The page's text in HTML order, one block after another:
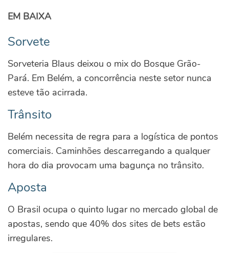
EM BAIXA
Sorvete
Sorveteria Blaus deixou o mix do Bosque Grão-
Pará. Em Belém, a concorrência neste setor nunca
esteve tão acirrada.
Trânsito
Belém necessita de regra para a logística de pontos
comerciais. Caminhões descarregando a qualquer
hora do dia provocam uma bagunça no trânsito.
Aposta
O Brasil ocupa o quinto lugar no mercado global de
apostas, sendo que 40% dos sites de bets estão
irregulares.